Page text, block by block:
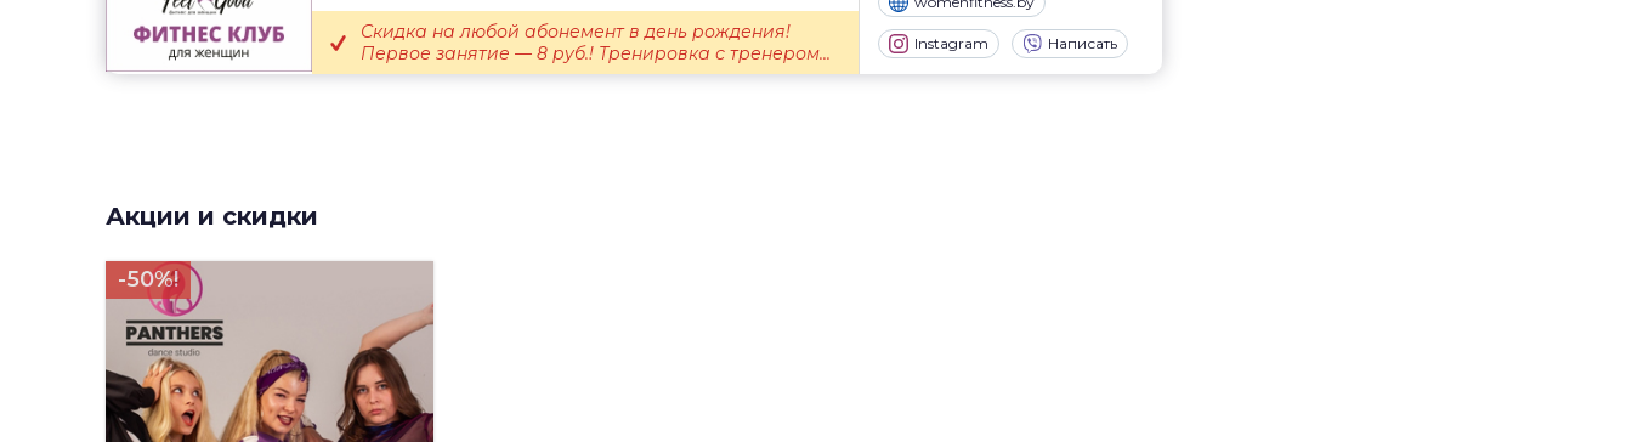
Instagram Написать
Скидка на любой абонемент в день рождения!
Первое занятие — 8 руб.! Тренировка с тренером...
Акции и скидки
-50%!